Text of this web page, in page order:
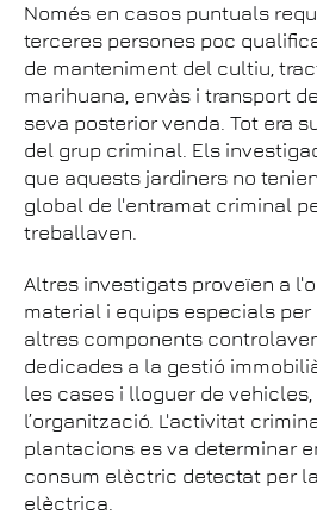
Només en casos puntuals
terceres persones poc
de manteniment del cultiu,
marihuana, envàs i transport
seva posterior venda. Tot era
del grup criminal. Els
que aquests jardiners no
global de l'entramat criminal
treballaven.
Altres investigats proveïen a
material i equips especials
altres components
dedicades a la gestió
les cases i lloguer de
l’organització. L'activitat
plantacions es va determinar
consum elèctric detectat per
elèctrica.